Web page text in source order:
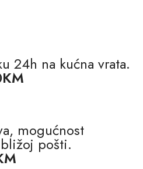
24h na kućna vrata.
mogućnost
pošti.